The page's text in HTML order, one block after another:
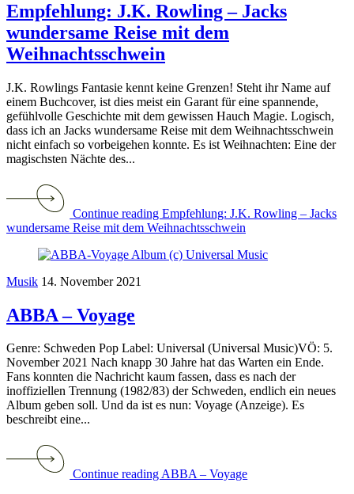
Empfehlung: J.K. Rowling – Jacks
wundersame Reise mit dem
Weihnachtsschwein
J.K. Rowlings Fantasie kennt keine Grenzen! Steht ihr Name auf
einem Buchcover, ist dies meist ein Garant für eine spannende,
gefühlvolle Geschichte mit dem gewissen Hauch Magie. Logisch,
dass ich an Jacks wundersame Reise mit dem Weihnachtsschwein
nicht einfach so vorbeigehen konnte. Es ist Weihnachten: Eine der
magischsten Nächte des...
Continue reading Empfehlung: J.K. Rowling – Jacks
wundersame Reise mit dem Weihnachtsschwein
Musik 14. November 2021
ABBA – Voyage
Genre: Schweden Pop Label: Universal (Universal Music)VÖ: 5.
November 2021 Nach knapp 30 Jahre hat das Warten ein Ende.
Fans konnten die Nachricht kaum fassen, dass es nach der
inoffiziellen Trennung (1982/83) der Schweden, endlich ein neues
Album geben soll. Und da ist es nun: Voyage (Anzeige). Es
beschreibt eine...
Continue reading ABBA – Voyage